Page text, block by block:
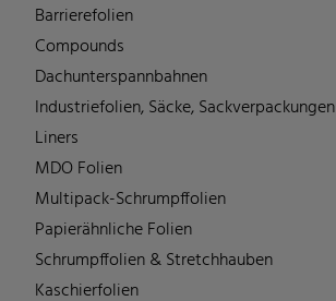
Barrierefolien
Compounds
Dachunterspannbahnen
Industriefolien, Säcke, Sackverpackungen
Liners
MDO Folien
Multipack-Schrumpffolien
Papierähnliche Folien
Schrumpffolien & Stretchhauben
Kaschierfolien